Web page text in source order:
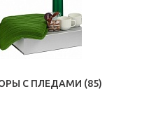
С ПЛЕДАМИ (85)